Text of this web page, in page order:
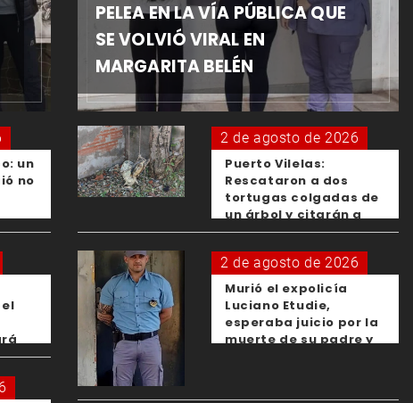
un
no
PELEA EN LA VÍA PÚBLICA QUE
SE VOLVIÓ VIRAL EN
MARGARITA BELÉN
2 de agosto de 2026
Puerto Vilelas:
Rescataron a dos
tortugas colgadas de
un árbol y citarán a
los padres de los
menores responsables
2 de agosto de 2026
Murió el expolicía
Luciano Etudie,
esperaba juicio por la
muerte de su padre y